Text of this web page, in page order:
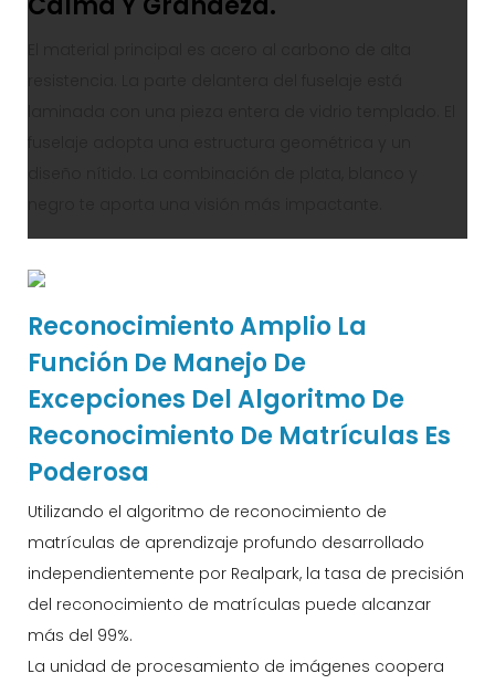
Reconocimiento Amplio La
Función De Manejo De
Excepciones Del Algoritmo De
Reconocimiento De Matrículas Es
Poderosa
Utilizando el algoritmo de reconocimiento de
matrículas de aprendizaje profundo desarrollado
independientemente por Realpark, la tasa de precisión
del reconocimiento de matrículas puede alcanzar
más del 99%.
La unidad de procesamiento de imágenes coopera